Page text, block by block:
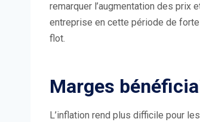
remarquer l’augmentation des prix
entreprise en cette période de
flot.
Marges
L’inflation rend plus difficile pour